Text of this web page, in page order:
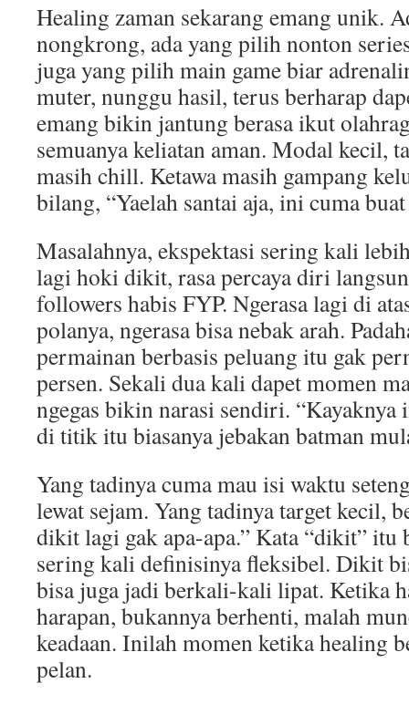
Healing zaman sekarang emang unik.
nongkrong, ada yang pilih nonton
juga yang pilih main game biar
muter, nunggu hasil, terus berharap
emang bikin jantung berasa ikut
semuanya keliatan aman. Modal kecil,
masih chill. Ketawa masih gampang
bilang, “Yaelah santai aja, ini cuma
Masalahnya, ekspektasi sering kali
lagi hoki dikit, rasa percaya diri
followers habis FYP. Ngerasa lagi di
polanya, ngerasa bisa nebak arah.
permainan berbasis peluang itu gak
persen. Sekali dua kali dapet momen
ngegas bikin narasi sendiri. “Kayaknya
di titik itu biasanya jebakan batman
Yang tadinya cuma mau isi waktu
lewat sejam. Yang tadinya target kecil,
dikit lagi gak apa-apa.” Kata “dikit” itu
sering kali definisinya fleksibel. Dikit
bisa juga jadi berkali-kali lipat. Ketika
harapan, bukannya berhenti, malah
keadaan. Inilah momen ketika healing
pelan.